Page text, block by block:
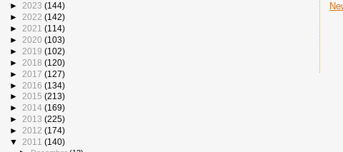
► 2023 (144)
► 2022 (142)
► 2021 (114)
► 2020 (103)
► 2019 (102)
► 2018 (120)
► 2017 (127)
► 2016 (134)
► 2015 (213)
► 2014 (169)
► 2013 (225)
► 2012 (174)
▼ 2011 (140)